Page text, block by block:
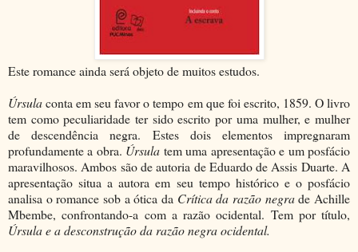
Este romance ainda será objeto de muitos estudos.
Úrsulaconta em seu favor o tempo em que foi escrito, 1859. O livro
tem como peculiaridade ter sido escrito por uma mulher, e mulher
de descendência negra. Estes dois elementos impregnaram
profundamente a obra. Úrsula tem uma apresentação e um posfácio
maravilhosos. Ambos são de autoria de Eduardo de Assis Duarte. A
apresentação situa a autora em seu tempo histórico e o posfácio
analisa o romance sob a ótica da Crítica da razão negrade Achille
Mbembe, confrontando-a com a razão ocidental. Tem por título,
Úrsula e a desconstrução da razão negra ocidental.